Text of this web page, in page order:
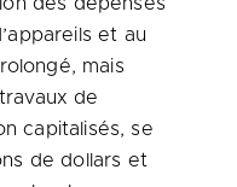
et au
mais
de
capitalisés, se
de dollars et